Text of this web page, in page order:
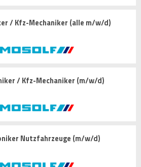
/ Kfz-Mechaniker (alle m/w/d)
/ Kfz-Mechaniker (m/w/d)
Nutzfahrzeuge (m/w/d)